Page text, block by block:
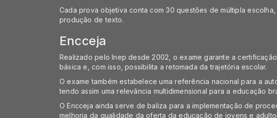
Cada prova objetiva conta com 30 questões de múltipla escolha,
produção de texto.
Encceja
Realizado pelo Inep desde 2002, o exame garante a
básica e, com isso, possibilita a retomada da trajetória escolar.
O exame também estabelece uma referência nacional para a
tendo assim uma relevância multidimensional para a educação
O Encceja ainda serve de baliza para a implementação de
melhoria da qualidade da oferta da educação de jovens e